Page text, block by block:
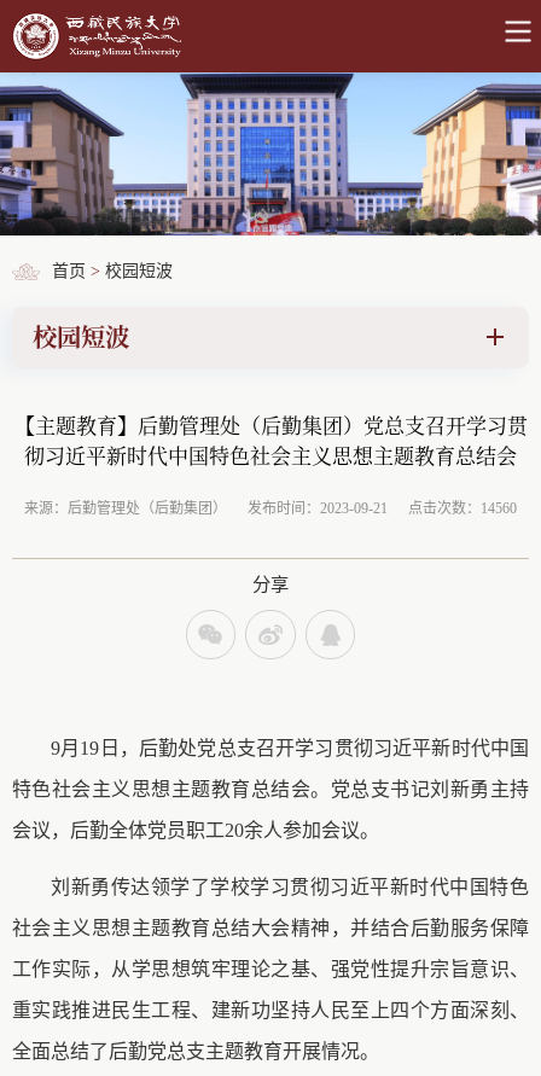
首页 > 校园短波
校园短波
【主题教育】后勤管理处（后勤集团）党总支召开学习贯
彻习近平新时代中国特色社会主义思想主题教育总结会
来源：后勤管理处（后勤集团） 发布时间：2023-09-21 点击次数：14560
分享
9月19日，后勤处党总支召开学习贯彻习近平新时代中国
特色社会主义思想主题教育总结会。 党总支书记刘新勇主持
会议，后勤全体党员职工20余人参加会议。
刘新勇传达领学了学校学习贯彻习近平新时代中国特色
社会主义思想主题教育总结大会精神，并结合后勤服务保障
工作实际，从学思想筑牢理论之基、强党性提升宗旨意识、
重实践推进民生工程、建新功坚持人民至上四个方面深刻、
全面总结了后勤党总支主题教育开展情况。